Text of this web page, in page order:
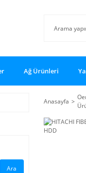
Ağ Ürünleri
Ara
Anasayfa